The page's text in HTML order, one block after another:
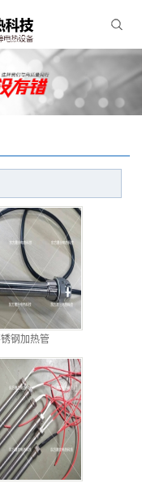
前位置：首 页>> 标签搜索
钢加热管